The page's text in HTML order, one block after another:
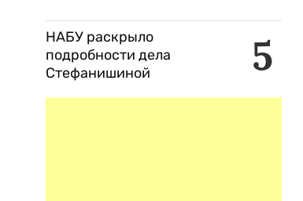
5
НАБУ раскрыло
подробности дела
Стефанишиной